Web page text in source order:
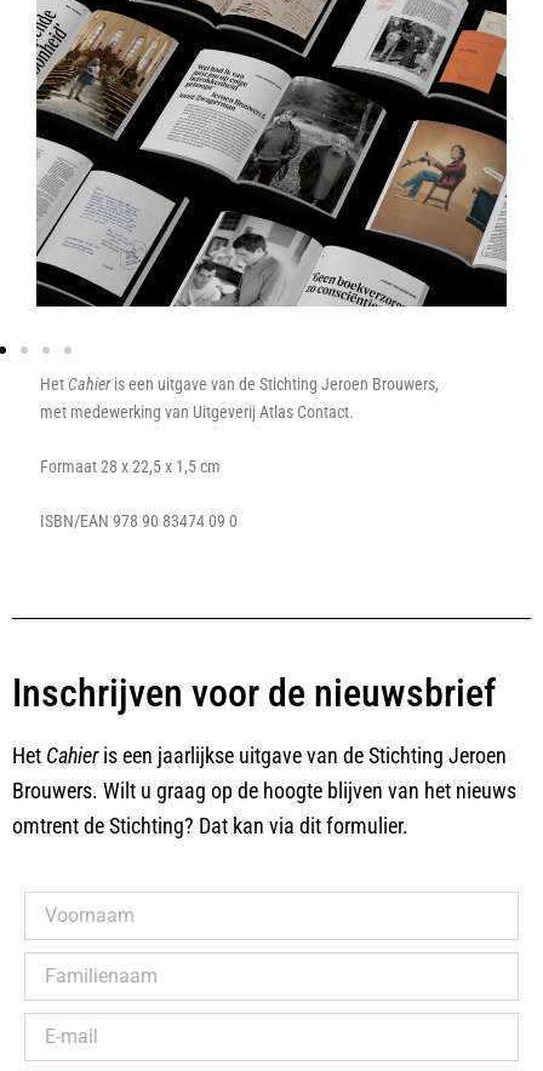
HetCahieris een uitgave van de Stichting Jeroen Brouwers,
met medewerking van Uitgeverij Atlas Contact.
Formaat 28 x 22,5 x 1,5 cm
ISBN/EAN 978 90 83474 09 0
Inschrijven voor de nieuwsbrief
Het Cahieris een jaarlijkse uitgave van de Stichting Jeroen
Brouwers. Wilt u graag op de hoogte blijven van het nieuws
omtrent de Stichting? Dat kan via dit formulier.